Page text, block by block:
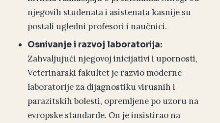
njegovih studenata i asistenata kasnije su
postali ugledni profesori i naučnici.
Osnivanje i razvoj laboratorija:
Zahvaljujući njegovoj inicijativi i upornosti,
Veterinarski fakultet je razvio moderne
laboratorije za dijagnostiku virusnih i
parazitskih bolesti, opremljene po uzoru na
evropske standarde. On je insistirao na